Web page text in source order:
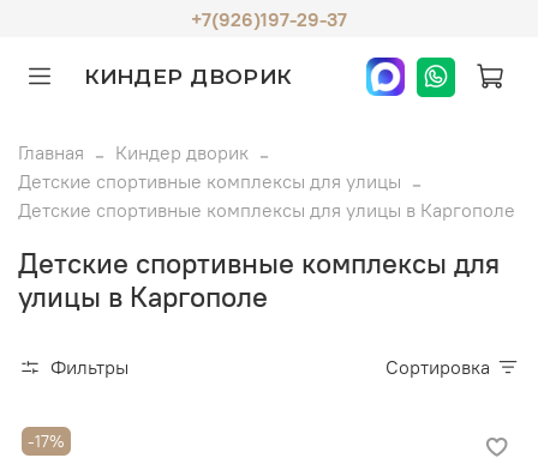
+7(926)197-29-37
КИНДЕР ДВОРИК
Главная
Киндер дворик
Детские спортивные комплексы для улицы
Детские спортивные комплексы для улицы в Каргополе
Детские спортивные комплексы для
улицы в Каргополе
Фильтры Сортировка
-17%